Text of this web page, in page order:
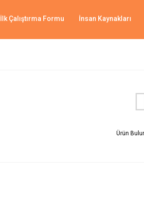
İlk Çalıştırma Formu İnsan Kaynakları
Ürün